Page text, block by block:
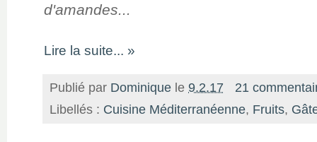
d'amandes...
Lire la suite... »
Publié par Dominique le 9.2.17
21
Libellés : Cuisine Méditerranéenne, Fruits,